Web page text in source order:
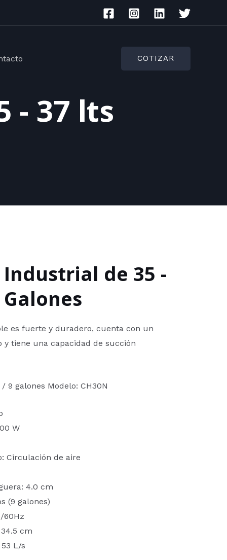
COTIZAR
- 37 lts
de 35 -
es fuerte y duradero, cuenta con un
tiene una capacidad de succión
9 galones Modelo: CH30N
W
Circulación de aire
4.0 cm
(9 galones)
60Hz
cm
L/s